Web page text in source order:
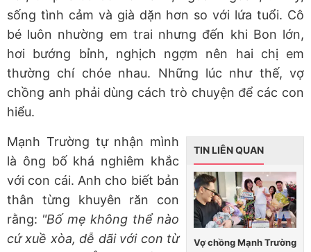
sống tình cảm và già dặn hơn so với lứa tuổi. Cô
bé luôn nhường em trai nhưng đến khi Bon lớn,
hơi bướng bỉnh, nghịch ngợm nên hai chị em
thường chí chóe nhau. Những lúc như thế, vợ
chồng anh phải dùng cách trò chuyện để các con
hiểu.
TIN LIÊN QUAN
Vợ chồng Mạnh Trường
Mạnh Trường tự nhận mình
là ông bố khá nghiêm khắc
với con cái. Anh cho biết bản
thân từng khuyên răn con
rằng: "Bố mẹ không thể nào
cứ xuề xòa, dễ dãi với con từ